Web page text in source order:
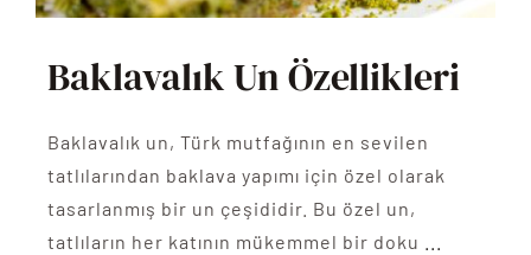
Baklavalık Un Özellikleri
Baklavalık un, Türk mutfağının en sevilen
tatlılarından baklava yapımı için özel olarak
tasarlanmış bir un çeşididir. Bu özel un,
tatlıların her katının mükemmel bir doku